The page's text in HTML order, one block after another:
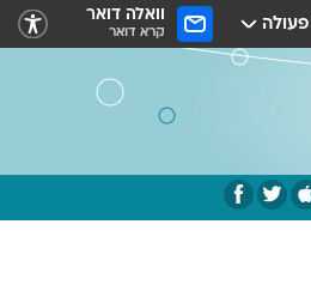
פעולה וואלה דואר
קרא דואר